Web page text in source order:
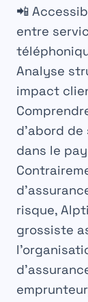
📲
entre
Analyse
impact
d’abord
dans le
risque,
grossiste